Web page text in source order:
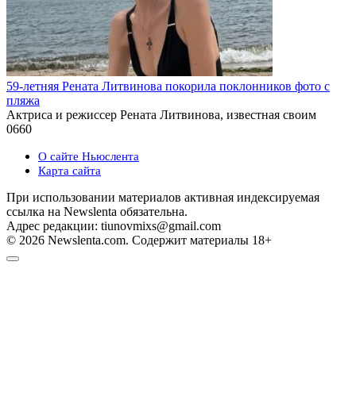
59-летняя Рената Литвинова покорила поклонников фото с
пляжа
Актриса и режиссер Рената Литвинова, известная своим
0660
О сайте Ньюслента
Карта сайта
При использовании материалов активная индексируемая
ссылка на Newslenta обязательна.
Адрес редакции: tiunovmixs@gmail.com
© 2026 Newslenta.com. Содержит материалы 18+